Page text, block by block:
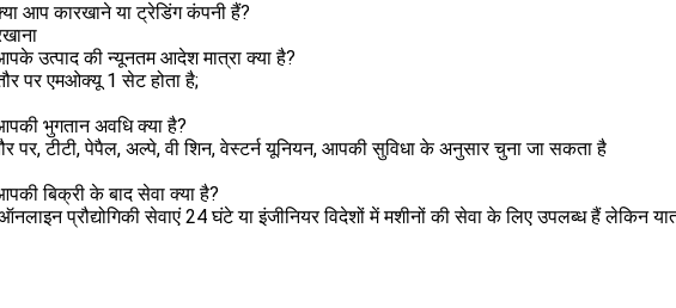
आप कारखाने या ट्रेडिंग कंपनी हैं?
उत्पाद की न्यूनतम आदेश मात्रा क्या है?
पर एमओक्यू 1 सेट होता है;
भुगतान अवधि क्या है?
पर, टीटी, पेपैल, अल्पे, वी शिन, वेस्टर्न यूनियन, आपकी सुविधा के अनुसार चुना जा सकता है
बिक्री के बाद सेवा क्या है?
प्रौद्योगिकी सेवाएं 24 घंटे या इंजीनियर विदेशों में मशीनों की सेवा के लिए उपलब्ध हैं लेकिन